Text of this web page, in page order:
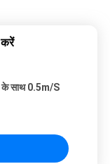
करें
के साथ 0.5m/S